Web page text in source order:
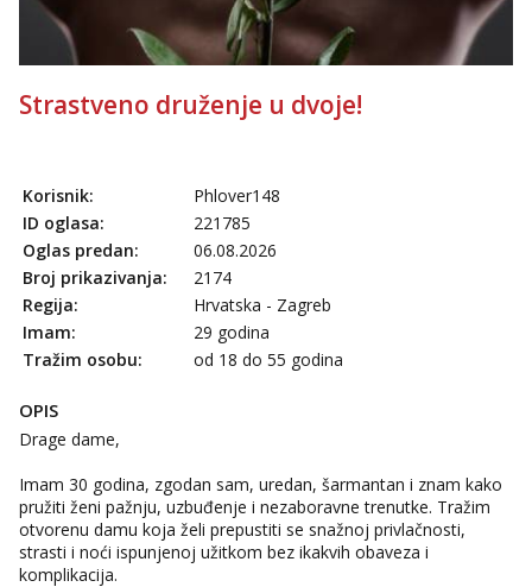
064/677-677- Kod: #142
tel:0,93€ - mob:1,12€ min
Strastveno druženje u dvoje!
Korisnik:
Phlover148
ID oglasa:
221785
Oglas predan:
06.08.2026
Broj prikazivanja:
2174
Regija:
Hrvatska - Zagreb
Imam:
29 godina
Tražim osobu:
od 18 do 55 godina
OPIS
Drage dame,
Imam 30 godina, zgodan sam, uredan, šarmantan i znam kako
pružiti ženi pažnju, uzbuđenje i nezaboravne trenutke. Tražim
otvorenu damu koja želi prepustiti se snažnoj privlačnosti,
strasti i noći ispunjenoj užitkom bez ikakvih obaveza i
komplikacija.